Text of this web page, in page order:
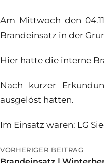
Am Mittwoch den
Brandeinsatz in der
Hier hatte die interne
Nach kurzer
ausgelöst hatten.
Im Einsatz waren: LG
VORHERIGER BEITRAG